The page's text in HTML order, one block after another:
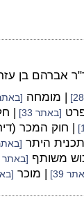
אברהם בן
| מומחה [באתר
[באתר 33] |
| חוק המכר
היתר [באתר
משותף [באתר 61]
39] | מוכר